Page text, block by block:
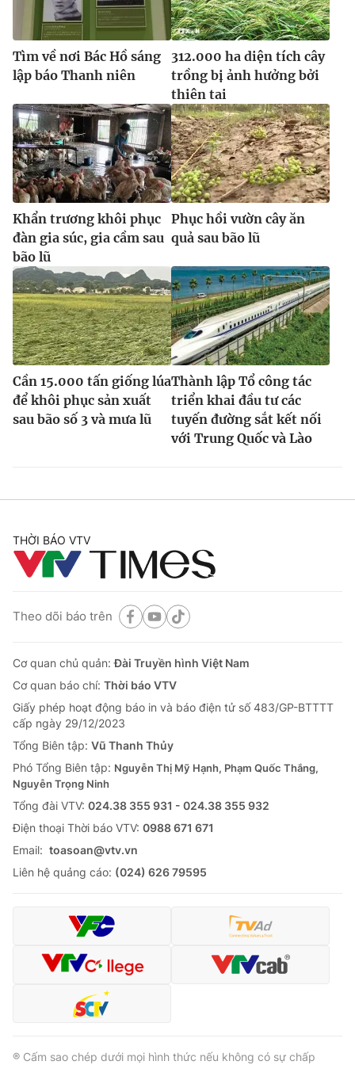
Ðiện thoại Thời báo VTV:024.66 897 897
Email:toasoan@vtv.vn
Liên hệ quảng cáo:024-7300.7108
® Cấm sao chép dưới mọi hình thức nếu không có sự chấp
thuận bằng văn bản. Ghi rõ nguồn VTV.vn khi phát hành lại
thông tin từ website này.
Tìm về nơi Bác Hồ sáng
lập báo Thanh niên
312.000 ha diện tích cây
trồng bị ảnh hưởng bởi
thiên tai
Khẩn trương khôi phục
đàn gia súc, gia cầm sau
bão lũ
Phục hồi vườn cây ăn
quả sau bão lũ
Cần 15.000 tấn giống lúa
để khôi phục sản xuất
sau bão số 3 và mưa lũ
Thành lập Tổ công tác
triển khai đầu tư các
tuyến đường sắt kết nối
với Trung Quốc và Lào
THỜI BÁO VTV
Theo dõi báo trên
Cơ quan chủ quản:Đài Truyền hình Việt Nam
Cơ quan báo chí: Thời báo VTV
Giấy phép hoạt động báo in và báo điện tử số 483/GP-BTTTT
cấp ngày 29/12/2023
Tổng Biên tập: Vũ Thanh Thủy
Phó Tổng Biên tập: Nguyễn Thị Mỹ Hạnh, Phạm Quốc Thắng,
Nguyễn Trọng Ninh
Tổng đài VTV: 024.38 355 931 - 024.38 355 932
Ðiện thoại Thời báo VTV: 0988 671 671
Email: toasoan@vtv.vn
Liên hệ quảng cáo: (024) 626 79595
® Cấm sao chép dưới mọi hình thức nếu không có sự chấp